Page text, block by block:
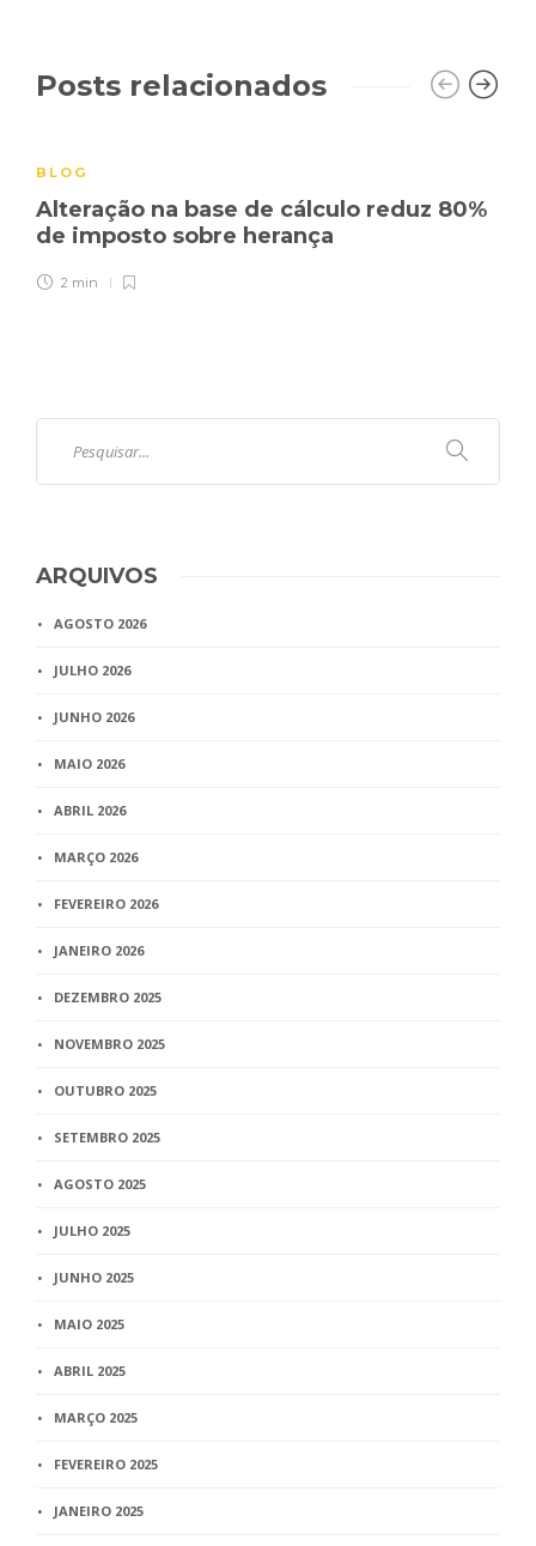
Posts relacionados
BLOG
Alteração na base de cálculo reduz 80%
de imposto sobre herança
2 min
ARQUIVOS
AGOSTO 2026
JULHO 2026
JUNHO 2026
MAIO 2026
ABRIL 2026
MARÇO 2026
FEVEREIRO 2026
JANEIRO 2026
DEZEMBRO 2025
NOVEMBRO 2025
OUTUBRO 2025
SETEMBRO 2025
AGOSTO 2025
JULHO 2025
JUNHO 2025
MAIO 2025
ABRIL 2025
MARÇO 2025
FEVEREIRO 2025
JANEIRO 2025